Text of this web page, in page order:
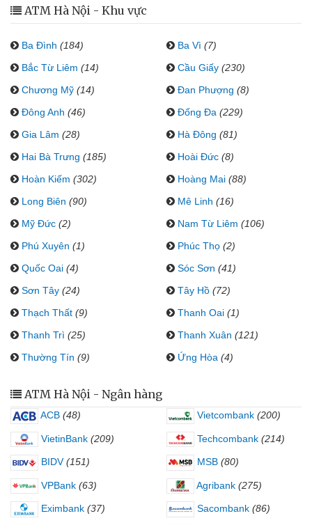
ATM Hà Nội - Khu vực
Ba Đình (184) Ba Vì (7)
Bắc Từ Liêm (14) Cầu Giấy (230)
Chương Mỹ (14) Đan Phượng (8)
Đông Anh (46) Đống Đa (229)
Gia Lâm (28) Hà Đông (81)
Hai Bà Trưng (185) Hoài Đức (8)
Hoàn Kiếm (302) Hoàng Mai (88)
Long Biên (90) Mê Linh (16)
Mỹ Đức (2) Nam Từ Liêm (106)
Phú Xuyên (1) Phúc Thọ (2)
Quốc Oai (4) Sóc Sơn (41)
Sơn Tây (24) Tây Hồ (72)
Thạch Thất (9) Thanh Oai (1)
Thanh Trì (25) Thanh Xuân (121)
Thường Tín (9) Ứng Hòa (4)
ATM Hà Nội - Ngân hàng
ACB (48) Vietcombank (200)
VietinBank (209) Techcombank (214)
BIDV (151) MSB (80)
VPBank (63) Agribank (275)
Eximbank (37) Sacombank (86)